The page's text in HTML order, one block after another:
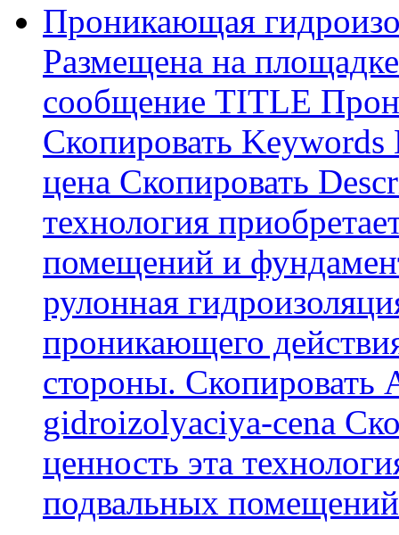
Проникающая
Размещена на
сообщение TITLE
Скопировать
цена Скопировать
технология
помещений и
рулонная
проникающего
стороны. Скопировать
gidroizolyaciya-cena
ценность эта
подвальных